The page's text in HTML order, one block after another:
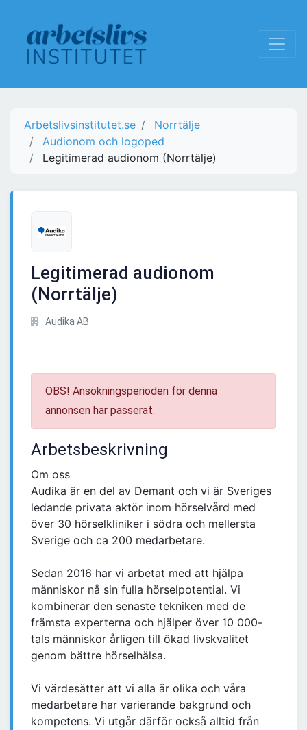
Arbetslivsinstitutet.se
Norrtälje
Audionom och logoped
Legitimerad audionom (Norrtälje)
Legitimerad audionom
(Norrtälje)
Audika AB
OBS! Ansökningsperioden för denna
annonsen har passerat.
Arbetsbeskrivning
Om oss
Audika är en del av Demant och vi är Sveriges
ledande privata aktör inom hörselvård med
över 30 hörselkliniker i södra och mellersta
Sverige och ca 200 medarbetare.​
Sedan 2016 har vi arbetat med att hjälpa
människor nå sin fulla hörselpotential. Vi
kombinerar den senaste tekniken med de
främsta experterna och hjälper över 10 000-
tals människor årligen till ökad livskvalitet
genom bättre hörselhälsa. ​
Vi värdesätter att vi alla är olika och våra
medarbetare har varierande bakgrund och
kompetens. Vi utgår därför också alltid från